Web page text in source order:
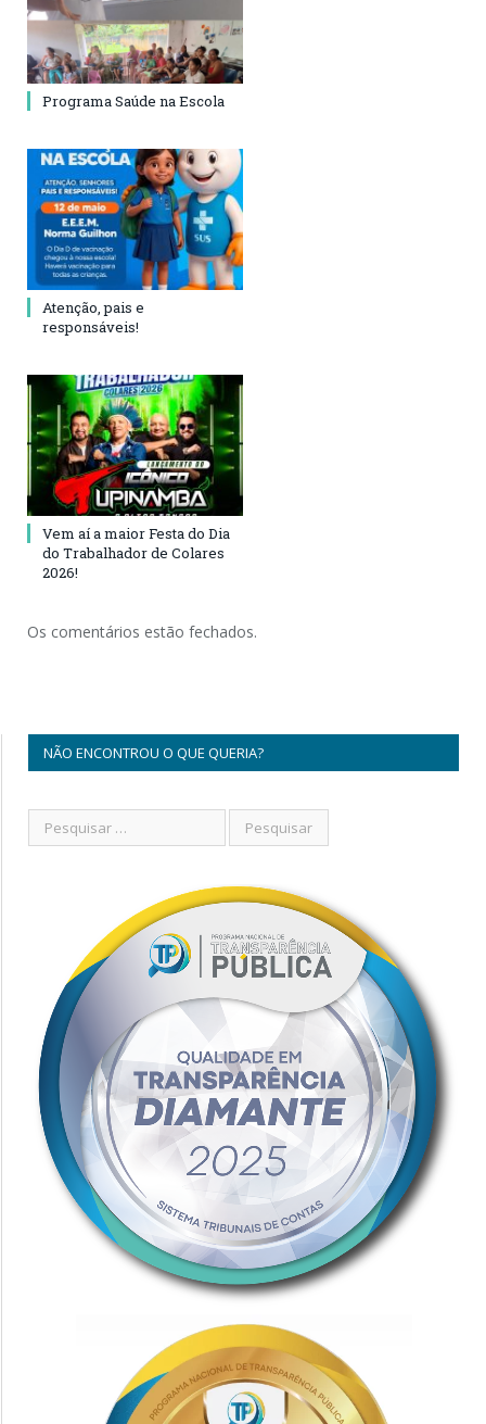
Programa Saúde na Escola
Atenção, pais e
responsáveis!
Vem aí a maior Festa do Dia
do Trabalhador de Colares
2026!
Os comentários estão fechados.
NÃO ENCONTROU O QUE QUERIA?